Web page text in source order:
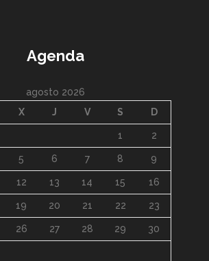
Agenda
agosto 2026
X J V S D
1 2
5 6 7 8 9
12 13 14 15 16
19 20 21 22 23
26 27 28 29 30